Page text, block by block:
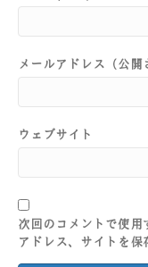
メールアドレス（公
ウェブサイト
次回のコメントで使用
アドレス、サイトを保